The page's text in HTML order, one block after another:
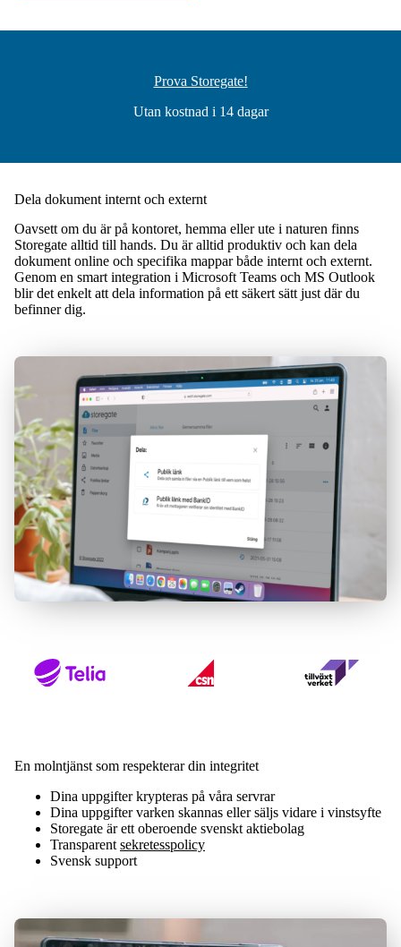
Prova Storegate!
Utan kostnad i 14 dagar
Dela dokument internt och externt
Oavsett om du är på kontoret, hemma eller ute i naturen finns
Storegate alltid till hands. Du är alltid produktiv och kan dela
dokument online och specifika mappar både internt och externt.
Genom en smart integration i Microsoft Teams och MS Outlook
blir det enkelt att dela information på ett säkert sätt just där du
befinner dig.
En molntjänst som respekterar din integritet
Dina uppgifter krypteras på våra servrar
Dina uppgifter varken skannas eller säljs vidare i vinstsyfte
Storegate är ett oberoende svenskt aktiebolag
Transparent sekretesspolicy
Svensk support